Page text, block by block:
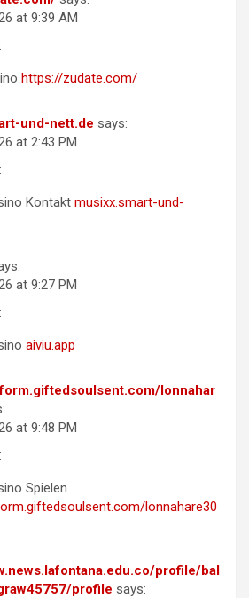
at 9:39 AM
https://zudate.com/
und-nett.de says:
at 2:43 PM
Kontakt musixx.smart-und-
at 9:27 PM
aiviu.app
lonnahar
at 9:48 PM
Spielen
lonnahare30
profile/bal
profile says: